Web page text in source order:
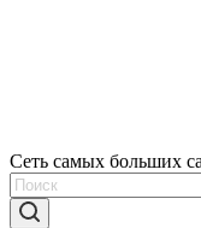
Сеть самых больших